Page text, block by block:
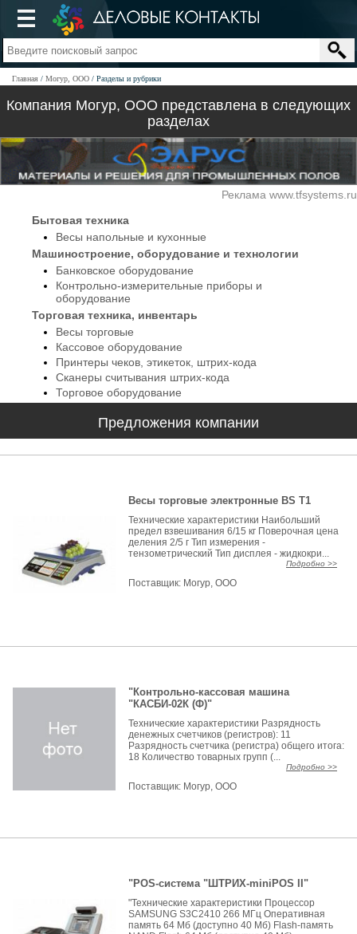
Главная Могур, ООО Разделы и рубрики
Компания Могур, ООО представлена в следующих
разделах
Реклама www.tfsystems.ru
Бытовая техника
Весы напольные и кухонные
Машиностроение, оборудование и технологии
Банковское оборудование
Контрольно-измерительные приборы и
оборудование
Торговая техника, инвентарь
Весы торговые
Кассовое оборудование
Принтеры чеков, этикеток, штрих-кода
Сканеры считывания штрих-кода
Торговое оборудование
Предложения компании
Весы торговые электронные BS T1
Технические характеристики Наибольший
предел взвешивания 6/15 кг Поверочная цена
деления 2/5 г Тип измерения -
тензометрический Тип дисплея - жидкокри...
Подробно >>
Поставщик: Могур, ООО
"Контрольно-кассовая машина
"КАСБИ-02К (Ф)"
Технические характеристики Разрядность
денежных счетчиков (регистров): 11
Разрядность счетчика (регистра) общего итога:
18 Количество товарных групп (...
Подробно >>
Поставщик: Могур, ООО
"POS-система "ШТРИХ-miniPOS II"
"Технические характеристики Процессор
SAMSUNG S3C2410 266 МГц Оперативная
память 64 Мб (доступно 40 Мб) Flash-память